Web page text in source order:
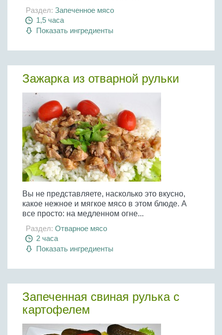
Раздел: Запеченное мясо
1,5 часа
Показать ингредиенты
Зажарка из отварной рульки
Вы не представляете, насколько это вкусно,
какое нежное и мягкое мясо в этом блюде. А
все просто: на медленном огне...
Раздел: Отварное мясо
2 часа
Показать ингредиенты
Запеченная свиная рулька с
картофелем